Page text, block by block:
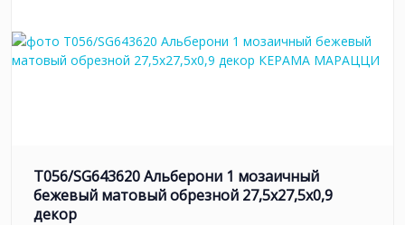
T056/SG643620 Альберони 1 мозаичный
бежевый матовый обрезной 27,5x27,5x0,9
декор